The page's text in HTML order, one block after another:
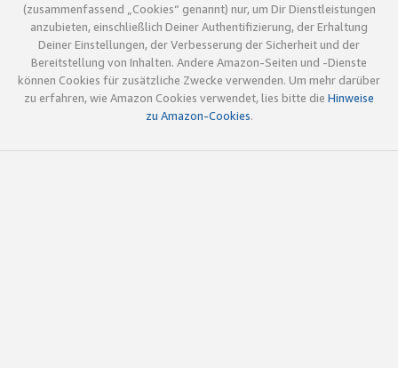
(zusammenfassend „Cookies“ genannt) nur, um Dir Dienstleistungen
anzubieten, einschließlich Deiner Authentifizierung, der Erhaltung
Deiner Einstellungen, der Verbesserung der Sicherheit und der
Bereitstellung von Inhalten. Andere Amazon-Seiten und -Dienste
können Cookies für zusätzliche Zwecke verwenden. Um mehr darüber
zu erfahren, wie Amazon Cookies verwendet, lies bitte die Hinweise
zu Amazon-Cookies.